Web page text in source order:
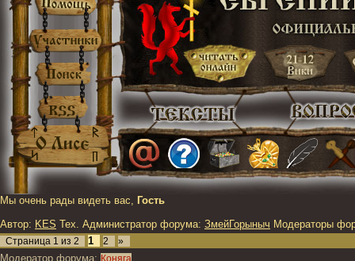
Мы очень рады видеть вас, Гость
Автор: KES Тех. Администратор форума: ЗмейГорыныч Модераторы
Страница 1 из 2 1 2 »
Модератор форума: Коняга